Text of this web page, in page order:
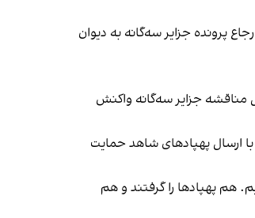
جزایر سه‌گانه به دیوان
مناقشه جزایر سه‌گانه واکنش
ارسال پهپادهای شاهد حمایت
هم پهپادها را گرفتند و هم